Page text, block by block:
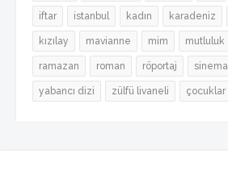
iftar istanbul kadın karadeniz
kızılay mavianne mim mutluluk
ramazan roman röportaj sinema
yabancı dizi zülfü livaneli çocuklar